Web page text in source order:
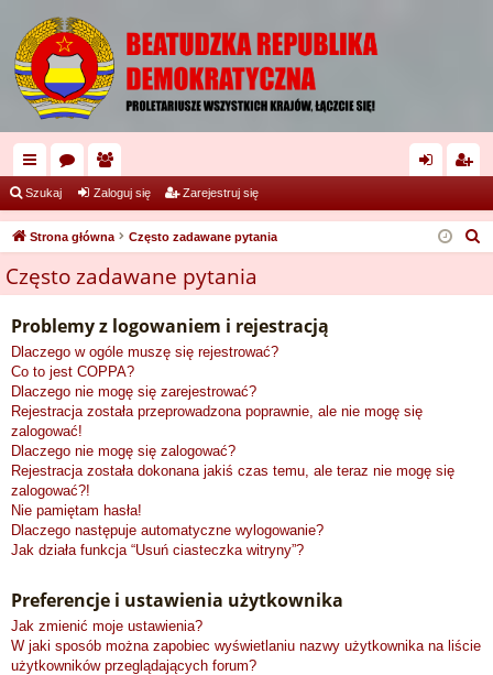
ię
ce
or
a
ży
tk
ni
cy
og ej
Szukaj Zaloguj się Zarejestruj się
Strona główna Często zadawane pytania
Często zadawane pytania
Problemy z logowaniem i rejestracją
Dlaczego w ogóle muszę się rejestrować?
Co to jest COPPA?
Dlaczego nie mogę się zarejestrować?
Rejestracja została przeprowadzona poprawnie, ale nie mogę się
zalogować!
Dlaczego nie mogę się zalogować?
Rejestracja została dokonana jakiś czas temu, ale teraz nie mogę się
zalogować?!
Nie pamiętam hasła!
Dlaczego następuje automatyczne wylogowanie?
Jak działa funkcja “Usuń ciasteczka witryny”?
Preferencje i ustawienia użytkownika
Jak zmienić moje ustawienia?
W jaki sposób można zapobiec wyświetlaniu nazwy użytkownika na liście
użytkowników przeglądających forum?